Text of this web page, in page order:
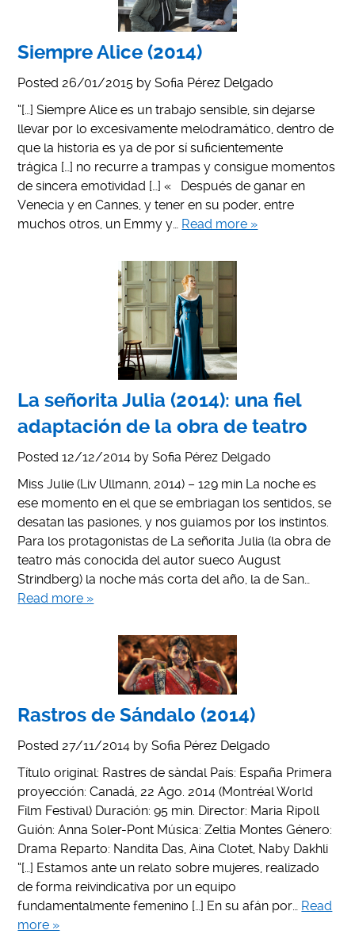
Siempre Alice (2014)
Posted26/01/2015 bySofia Pérez Delgado
“[…] Siempre Alice es un trabajo sensible, sin dejarse
llevar por lo excesivamente melodramático, dentro de
que la historia es ya de por sí suficientemente
trágica […] no recurre a trampas y consigue momentos
de sincera emotividad […] « Después de ganar en
Venecia y en Cannes, y tener en su poder, entre
muchos otros, un Emmy y… Read more »
La señorita Julia (2014): una fiel
adaptación de la obra de teatro
Posted12/12/2014 bySofia Pérez Delgado
Miss Julie (Liv Ullmann, 2014) – 129 min La noche es
ese momento en el que se embriagan los sentidos, se
desatan las pasiones, y nos guiamos por los instintos.
Para los protagonistas de La señorita Julia (la obra de
teatro más conocida del autor sueco August
Strindberg) la noche más corta del año, la de San…
Read more »
Rastros de Sándalo (2014)
Posted27/11/2014 bySofia Pérez Delgado
Título original: Rastres de sàndal País: España Primera
proyección: Canadá, 22 Ago. 2014 (Montréal World
Film Festival) Duración: 95 min. Director: Maria Ripoll
Guión: Anna Soler-Pont Música: Zeltia Montes Género:
Drama Reparto: Nandita Das, Aina Clotet, Naby Dakhli
“[…] Estamos ante un relato sobre mujeres, realizado
de forma reivindicativa por un equipo
fundamentalmente femenino […] En su afán por… Read
more »